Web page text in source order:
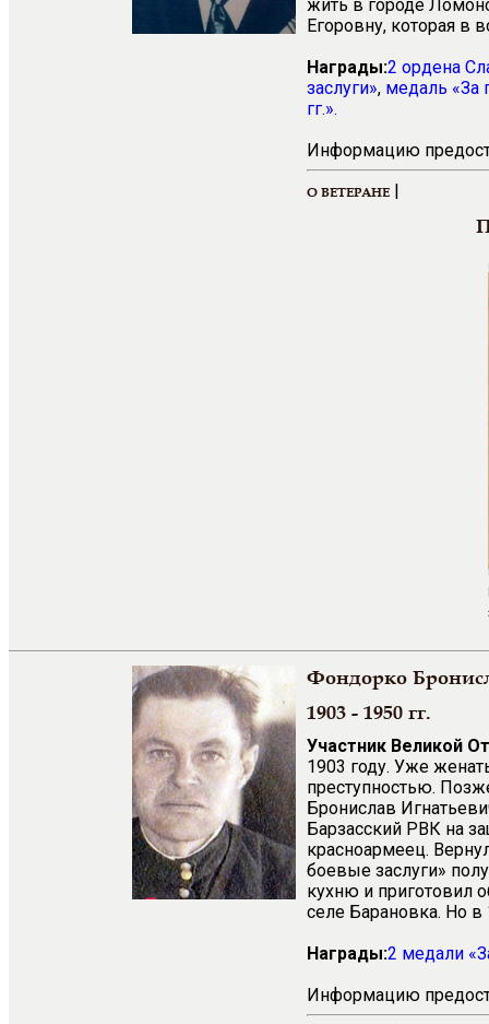
жить в городе
Егоровну, которая в
Награды:2 ордена
заслуги», медаль «За
гг.».
Информацию
О ВЕТЕРАНЕ |
Фондорко
1903 - 1950 гг.
Участник Великой
1903 году. Уже
преступностью.
Бронислав
Барзасский РВК на
красноармеец.
боевые заслуги»
кухню и приготовил
селе Барановка. Но в
Награды:2 медали
Информацию